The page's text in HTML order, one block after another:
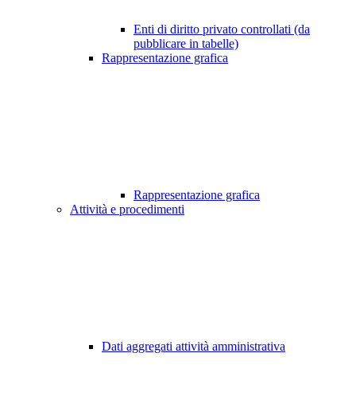
Enti di diritto privato controllati (da
pubblicare in tabelle)
Rappresentazione grafica
Rappresentazione grafica
Attività e procedimenti
Dati aggregati attività amministrativa